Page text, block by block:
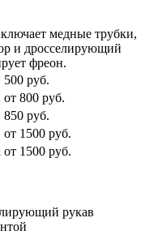
медные трубки,
и дросселирующий
фреон.
500 руб.
от 800 руб.
850 руб.
от 1500 руб.
от 1500 руб.
рукав